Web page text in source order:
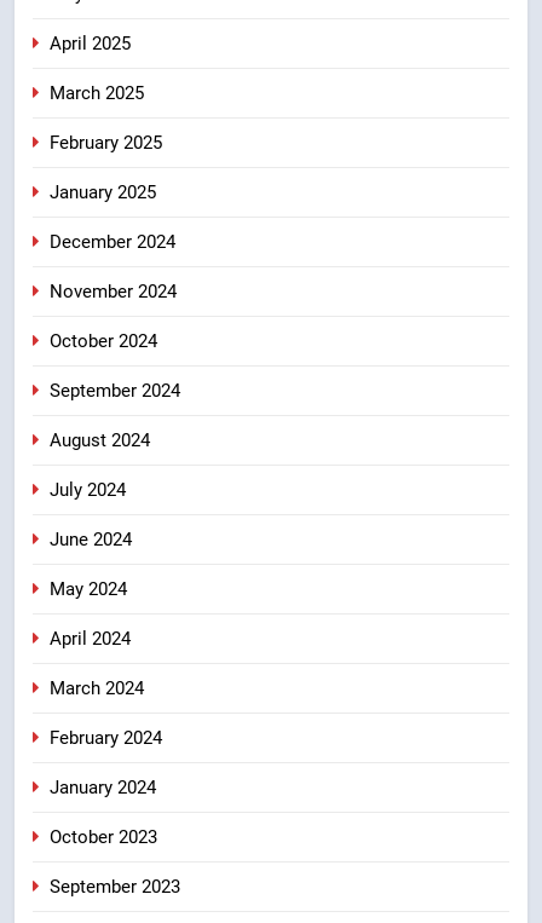
April 2025
March 2025
February 2025
January 2025
December 2024
November 2024
October 2024
September 2024
August 2024
July 2024
June 2024
May 2024
April 2024
March 2024
February 2024
January 2024
October 2023
September 2023